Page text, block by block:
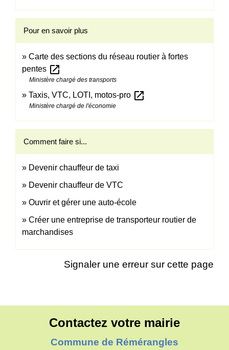
Pour en savoir plus
Carte des sections du réseau routier à fortes
pentes open_in_new
Ministère chargé des transports
Taxis, VTC, LOTI, motos-pro open_in_new
Ministère chargé de l'économie
Comment faire si...
Devenir chauffeur de taxi
Devenir chauffeur de VTC
Ouvrir et gérer une auto-école
Créer une entreprise de transporteur routier de
marchandises
Signaler une erreur sur cette page
Contactez votre mairie
Commune de Rémérangles